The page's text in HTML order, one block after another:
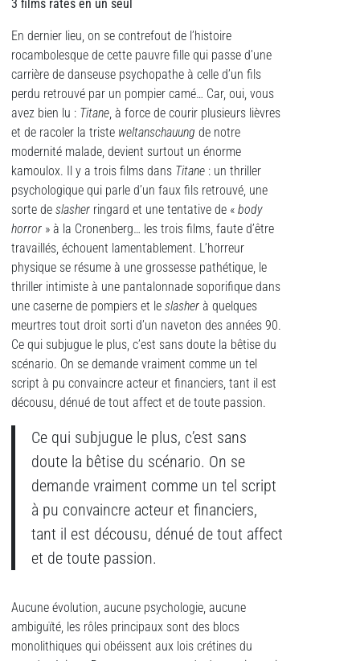
3 films ratés en un seul
En dernier lieu, on se contrefout de l’histoire
rocambolesque de cette pauvre fille qui passe d’une
carrière de danseuse psychopathe à celle d’un fils
perdu retrouvé par un pompier camé… Car, oui, vous
avez bien lu : Titane , à force de courir plusieurs lièvres
et de racoler la triste weltanschauung de notre
modernité malade, devient surtout un énorme
kamoulox. Il y a trois films dans Titane : un thriller
psychologique qui parle d’un faux fils retrouvé, une
sorte de slasher ringard et une tentative de « body
horror » à la Cronenberg… les trois films, faute d’être
travaillés, échouent lamentablement. L’horreur
physique se résume à une grossesse pathétique, le
thriller intimiste à une pantalonnade soporifique dans
une caserne de pompiers et le slasher à quelques
meurtres tout droit sorti d’un naveton des années 90.
Ce qui subjugue le plus, c’est sans doute la bêtise du
scénario. On se demande vraiment comme un tel
script à pu convaincre acteur et financiers, tant il est
décousu, dénué de tout affect et de toute passion.
Ce qui subjugue le plus, c’est sans
doute la bêtise du scénario. On se
demande vraiment comme un tel script
à pu convaincre acteur et financiers,
tant il est décousu, dénué de tout affect
et de toute passion.
Aucune évolution, aucune psychologie, aucune
ambiguïté, les rôles principaux sont des blocs
monolithiques qui obéissent aux lois crétines du